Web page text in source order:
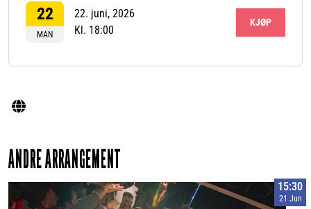
språk
22
MAN
22. juni, 2026
Kl. 18:00
KJØP
ANDRE ARRANGEMENT
15:30
21 Jun